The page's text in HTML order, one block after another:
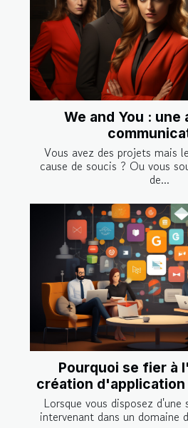
We and You : une
Vous avez des projets mais
cause de soucis ? Ou vous
de...
Pourquoi se fier à
création
Lorsque vous disposez
intervenant dans un domaine